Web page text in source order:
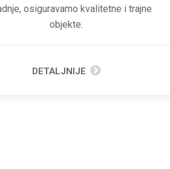
osiguravamo kvalitetne i trajne
objekte.
DETALJNIJE